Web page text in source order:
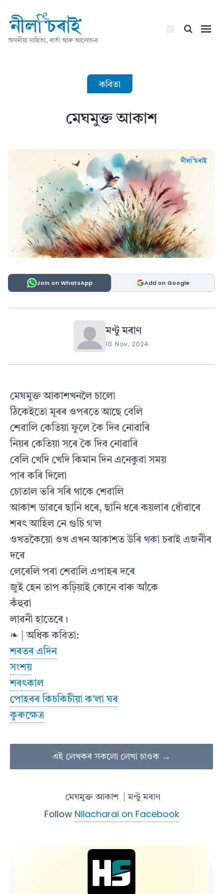
অসমীয়া সাহিত্য, বাৰ্তা আৰু আলোচনা
কবিতা
মেঘমুক্ত আকাশ
Join on WhatsApp Add on Google
মণ্টু মৰাণ
10 Nov, 2024
মেঘমুক্ত আকাশখনলৈ চালো
ঠিকেইতো মূৰৰ ওপৰতে আছে বেলি
শেৱালি কেতিয়া ফুলে কৈ দিব নোৱাৰি
নিয়ৰ কেতিয়া সৰে কৈ দিব নোৱাৰি
বেলি খেদি খেদি কিমান দিন এনেকুৱা সময়
পাৰ কৰি দিলো
চোতাল ভৰি সৰি থাকে শেৱালি
আকাশ ডাৱৰে ছানি ধৰে, ছানি ধৰে কয়লাৰ ধোঁৱাৰে
শৰৎ আহিল নে গুচি গ’ল
ওখতকৈয়ো ওখ এখন আকাশত উৰি থকা চৰাই এজনীৰ
দৰে
লেৰেলি পৰা শেৱালি এপাহৰ দৰে
জুই হেন তাপ কঢ়িয়াই কোনে বাৰু আঁকে
কঁহুৱা
লাৱনী হাতেৰে।
❧ | অধিক কবিতা:
শৰতৰ এদিন
সংশয়
শৰৎকাল
পোহৰৰ কিচকিচীয়া ক’লা ঘৰ
কুৰুক্ষেত্ৰ
এই লেখকৰ সকলো লেখা চাওক →
মেঘমুক্ত আকাশ | মণ্টু মৰাণ
Follow Nilacharai on Facebook